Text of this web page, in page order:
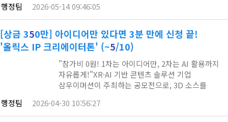
홈페이지(https://bit.ly/4d9F0kQ) 온라인 지원■ 지원자격- 기졸업자
혹은 2026년 8월 / 2027년 2월 졸업 예정자■ 전형절차온라인 지원 >
서류 전형 > 온라인 필기테스트 또는 과제 >…
행정팀 2026-05-14 09:46:05
[상금 350만] 아이디어만 있다면 3분 만에 신청 끝!
'올릭스 IP 크리에이터톤' (~5/10)
"참가비 0원! 1차는 아이디어만, 2차는 AI 활용까지
자유롭게!"XR·AI 기반 콘텐츠 솔루션 기업
삼우이머션이 주최하는 공모전으로, 3D 소스를
포트폴리오로 만드세요.참가대상: 전국 대학생/청년
누구나 (개인/팀)참가비: 전액 무료신청방법:
행정팀 2026-04-30 10:56:27